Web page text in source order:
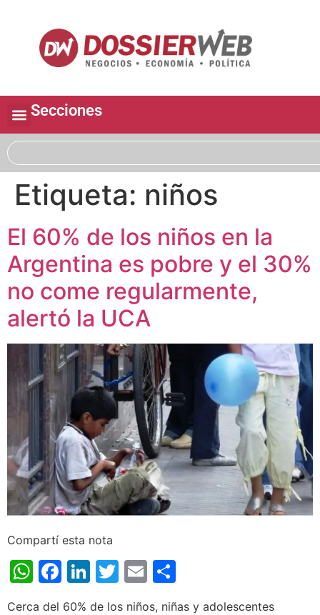
Secciones
Etiqueta: niños
El 60% de los niños en la
Argentina es pobre y el 30%
no come regularmente,
alertó la UCA
Compartí esta nota
WhatsApp
Facebook
LinkedIn
Twitter
Email
Cerca del 60% de los niños, niñas y adolescentes